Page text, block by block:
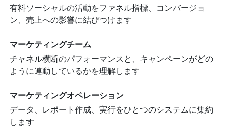
有料ソーシャルの活動をファネル指標、コンバージョ
ン、売上への影響に結びつけます
マーケティングチーム
チャネル横断のパフォーマンスと、キャンペーンがどの
ように連動しているかを理解します
マーケティングオペレーション
データ、レポート作成、実行をひとつのシステムに集約
します